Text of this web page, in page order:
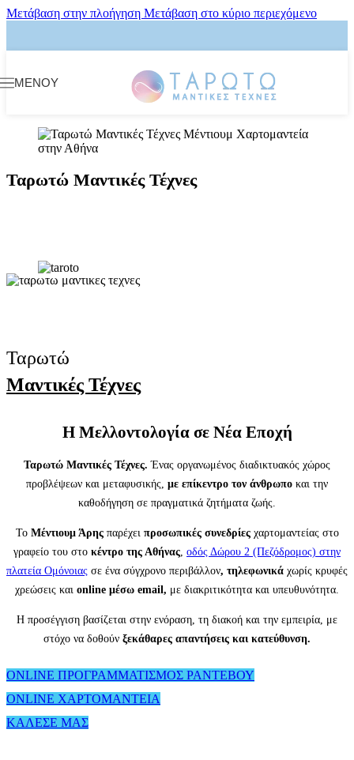
Μετάβαση στην πλοήγηση Μετάβαση στο κύριο περιεχόμενο
ΜΕΝΟΎ
Ταρωτώ Μαντικές Τέχνες
Ταρωτώ
Μαντικές Τέχνες
Η Μελλοντολογία σε Νέα Εποχή
Ταρωτώ Μαντικές Τέχνες. Ένας οργανωμένος διαδικτυακός χώρος
προβλέψεων και μεταφυσικής, με επίκεντρο τον άνθρωπο και την
καθοδήγηση σε πραγματικά ζητήματα ζωής.
Το Μέντιουμ Άρηςπαρέχει προσωπικές συνεδρίεςχαρτομαντείας στο
γραφείο του στο κέντρο της Αθήνας οδός Δώρου 2 (Πεζόδρομος) στην
πλατεία Ομόνοιας σε ένα σύγχρονο περιβάλλον, τηλεφωνικά χωρίς κρυφές
χρεώσεις και online μέσω email, με διακριτικότητα και υπευθυνότητα.
Η προσέγγιση βασίζεται στην ενόραση, τη διακοή και την εμπειρία, με
στόχο να δοθούν ξεκάθαρες απαντήσεις και κατεύθυνση.
ONLINE ΠΡΟΓΡΑΜΜΑΤΙΣΜΟΣ ΡΑΝΤΕΒΟΥ
ONLINE ΧΑΡΤΟΜΑΝΤΕΙΑ
ΚΑΛΕΣΕ ΜΑΣ